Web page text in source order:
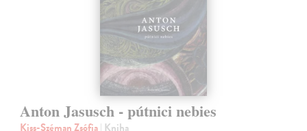
Anton Jasusch - pútnici nebies
Kiss-Széman Zsófia| Kniha